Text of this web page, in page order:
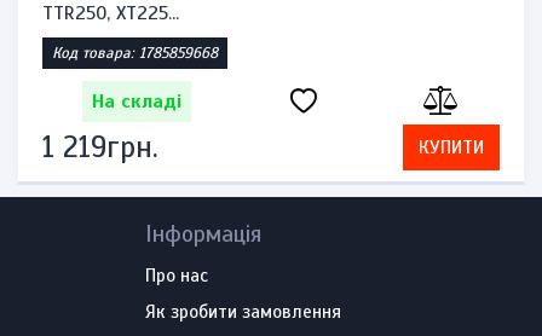
TTR250, XT225...
Код товара: 1785859668
На складі
1 219грн. КУПИТИ
Інформація
Про нас
Як зробити замовлення